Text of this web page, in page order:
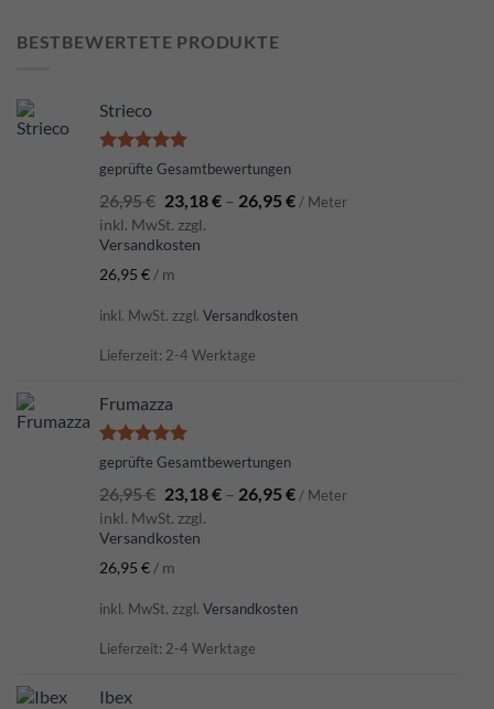
BESTBEWERTETE PRODUKTE
Strieco
Bewertet
von 5
geprüfte Gesamtbewertungen
26,95€ 23,18€– 26,95€ / Meter
inkl. MwSt. zzgl.
Versandkosten
26,95 € / m
inkl. MwSt. zzgl. Versandkosten
Lieferzeit: 2-4 Werktage
Frumazza
Bewertet
von 5
geprüfte Gesamtbewertungen
26,95€ 23,18€– 26,95€ / Meter
inkl. MwSt. zzgl.
Versandkosten
26,95 €/ m
inkl. MwSt. zzgl. Versandkosten
Lieferzeit: 2-4 Werktage
Ibex